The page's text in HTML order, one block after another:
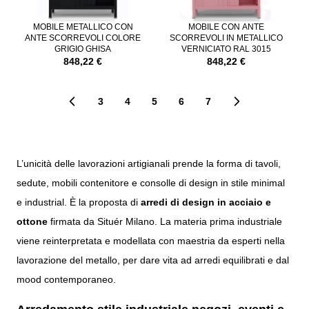
MOBILE METALLICO CON
ANTE SCORREVOLI COLORE
GRIGIO GHISA
848,22 €
MOBILE CON ANTE
SCORREVOLI IN METALLICO
VERNICIATO RAL 3015
848,22 €
3 4
Attualmente stai leggendo la
5 6
Pagina
7
L’unicità delle lavorazioni artigianali prende la forma di tavoli,
sedute, mobili contenitore e consolle di design in stile minimal
e industrial. È la proposta di arredi di design in acciaio e
ottone firmata da Situér Milano. La materia prima industriale
viene reinterpretata e modellata con maestria da esperti nella
lavorazione del metallo, per dare vita ad arredi equilibrati e dal
mood contemporaneo.